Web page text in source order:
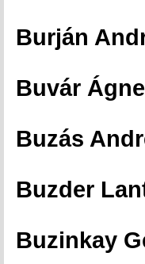
Burján
Buvár
Buzás
Buzder
Buzinkay